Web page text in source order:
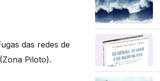
das redes de
Piloto).